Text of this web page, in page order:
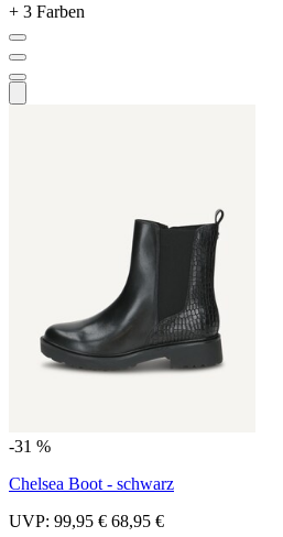
+ 3 Farben
-31 %
Chelsea Boot - schwarz
UVP: 99,95 € 68,95 €